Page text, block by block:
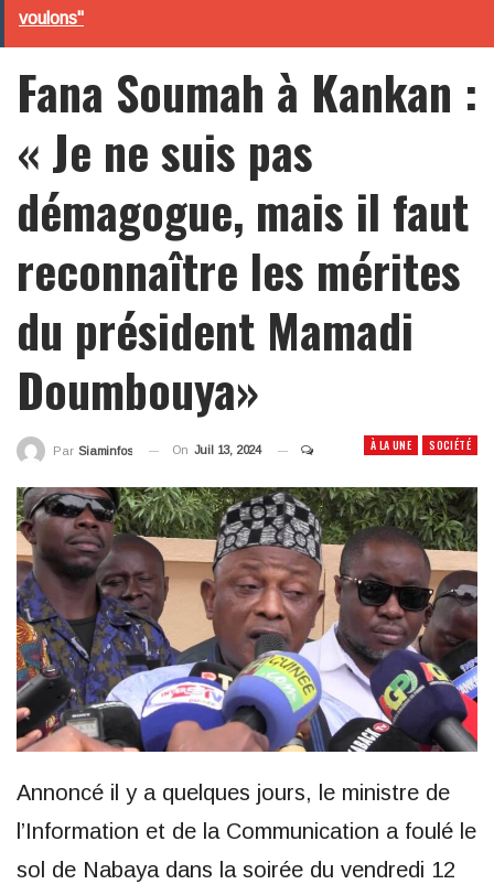
voulons"
Fana Soumah à Kankan :
« Je ne suis pas
démagogue, mais il faut
reconnaître les mérites
du président Mamadi
Doumbouya»
À LA UNE SOCIÉTÉ
Par Siaminfos On Juil 13, 2024
Annoncé il y a quelques jours, le ministre de
l’Information et de la Communication a foulé le
sol de Nabaya dans la soirée du vendredi 12